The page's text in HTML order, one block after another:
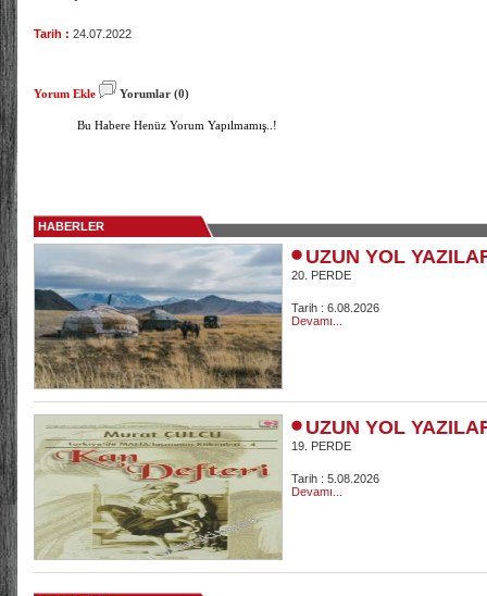
Tarih : 24.07.2022
Yorum Ekle Yorumlar (0)
Bu Habere Henüz Yorum Yapılmamış..!
HABERLER
UZUN YOL
20. PERDE
Tarih : 6.08.2026
Devamı...
UZUN YOL
19. PERDE
Tarih : 5.08.2026
Devamı...